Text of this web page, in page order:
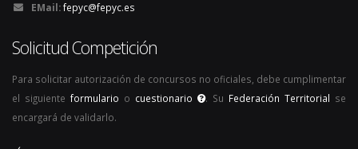
EMail:fepyc@fepyc.es
Solicitud Competición
Para solicitar autorización de concursos no oficiales, debe cumplimentar
el siguiente formulario o cuestionario . Su Federación Territorial se
encargará de validarlo.